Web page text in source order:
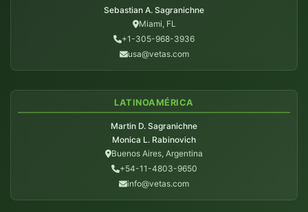
Sebastian A. Sagranichne
Miami, FL
+1-305-968-3936
usa@vetas.com
LATINOAMÉRICA
Martin D. Sagranichne
Monica L. Rabinovich
Buenos Aires, Argentina
+54-11-4803-9650
info@vetas.com